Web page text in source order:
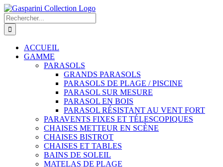
Passer
au
contenu
Rechercher:
ACCUEIL
GAMME
PARASOLS
GRANDS PARASOLS
PARASOLS DE PLAGE / PISCINE
PARASOL SUR MESURE
PARASOL EN BOIS
PARASOL RÉSISTANT AU VENT FORT
PARAVENTS FIXES ET TÉLESCOPIQUES
CHAISES METTEUR EN SCÈNE
CHAISES BISTROT
CHAISES ET TABLES
BAINS DE SOLEIL
MATELAS DE PLAGE